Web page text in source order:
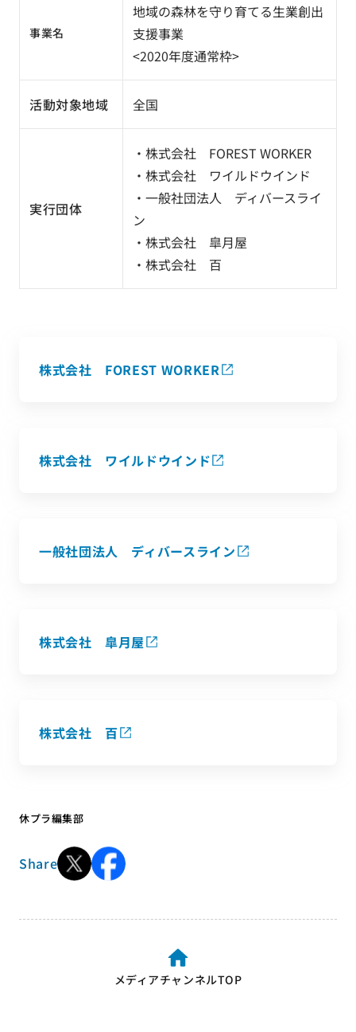
事業名
地域の森林を守り育てる生業創出
支援事業
<2020年度通常枠>
活動対象地域 全国
実行団体
・株式会社 FOREST WORKER
・株式会社 ワイルドウインド
・一般社団法人 ディバースライ
ン
・株式会社 皐月屋
・株式会社 百
株式会社 FOREST WORKER
株式会社 ワイルドウインド
一般社団法人 ディバースライン
株式会社 皐月屋
株式会社 百
休プラ編集部
Share
メディアチャンネルTOP